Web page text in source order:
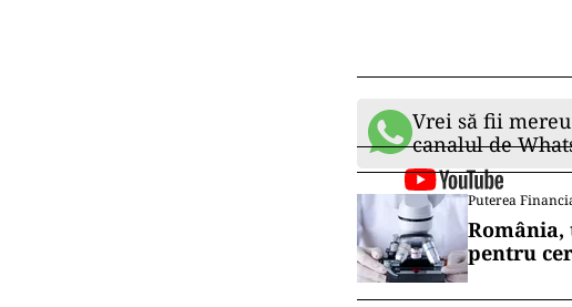
Vrei să fii
canalul de
Puterea
România,
pentru